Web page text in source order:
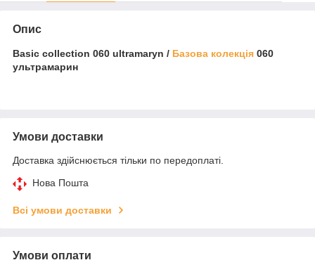
Опис
Basic collection 060 ultramaryn / Базова колекція 060
ультрамарин
Умови доставки
Доставка здійснюється тільки по передоплаті.
Нова Пошта
Всі умови доставки
Умови оплати